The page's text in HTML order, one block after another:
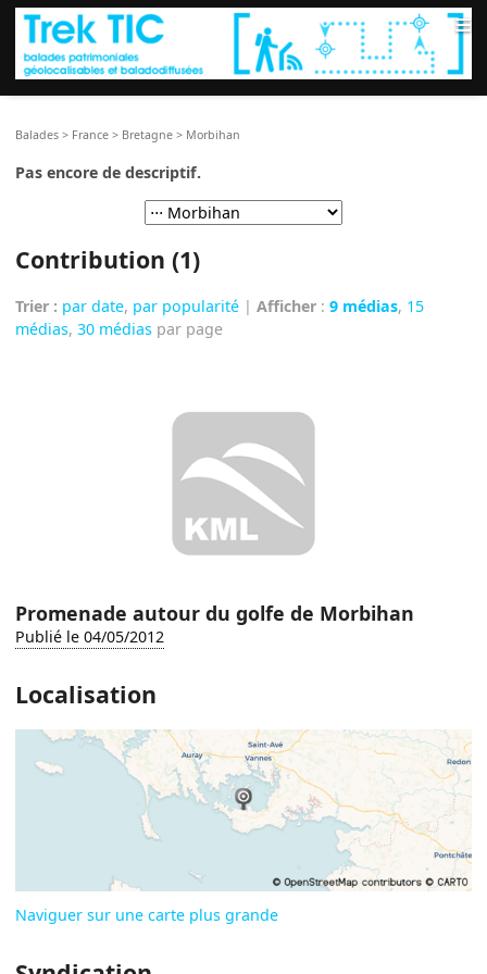
≡
Balades > France > Bretagne > Morbihan
Pas encore de descriptif.
Contribution (1)
Trier : par date, par popularité |Afficher :9 médias, 15
médias,30 médias par page
Promenade autour du golfe de Morbihan
Publié le 04/05/2012
Localisation
Naviguer sur une carte plus grande